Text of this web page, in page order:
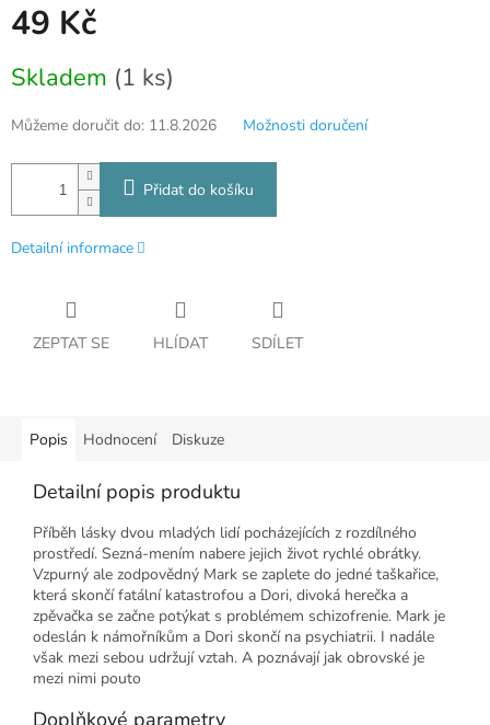
49 Kč
cena:
Skladem (1 ks)
Můžeme doručit do: 11.8.2026 Možnosti doručení
Přidat do košíku
Detailní informace
ZEPTAT SE HLÍDAT SDÍLET
Popis Hodnocení Diskuze
Detailní popis produktu
Příběh lásky dvou mladých lidí pocházejících z rozdílného
prostředí. Sezná-mením nabere jejich život rychlé obrátky.
Vzpurný ale zodpovědný Mark se zaplete do jedné taškařice,
která skončí fatální katastrofou a Dori, divoká herečka a
zpěvačka se začne potýkat s problémem schizofrenie. Mark je
odeslán k námořníkům a Dori skončí na psychiatrii. I nadále
však mezi sebou udržují vztah. A poznávají jak obrovské je
mezi nimi pouto
Doplňkové parametry